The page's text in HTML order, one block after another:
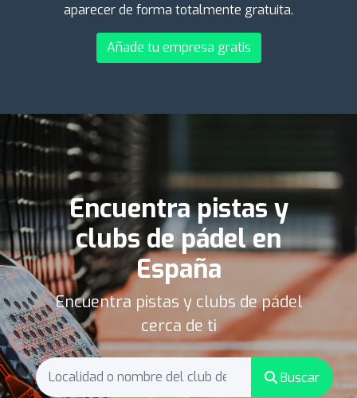
aparecer de forma totalmente gratuita.
Añade tu empresa gratis
Encuentra pistas y
clubs de pádel en
España
Encuentra pistas y clubs de pádel
cerca de ti
Buscar